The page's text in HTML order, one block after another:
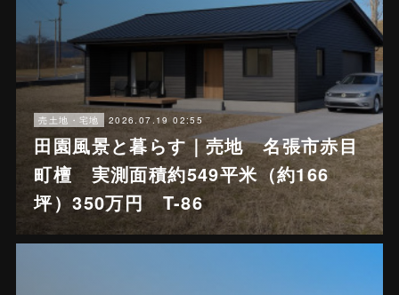
売土地・宅地 2026.07.19 02:55
田園風景と暮らす｜売地 名張市赤目
町檀 実測面積約549平米（約166
坪）350万円 T-86